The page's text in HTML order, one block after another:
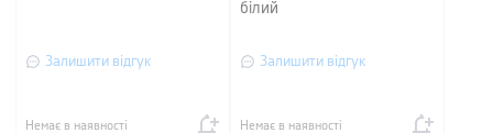
Залишити відгук
Немає в наявності
білий
Залишити відгук
Немає в наявності